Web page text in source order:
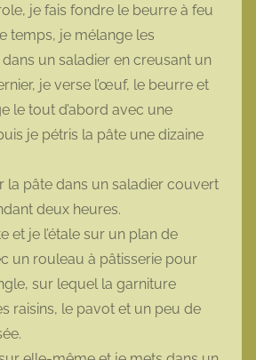
je fais fondre le beurre à feu
temps, je mélange les
un saladier en creusant un
je verse l’œuf, le beurre et
le tout d’abord avec une
je pétris la pâte une dizaine
la pâte dans un saladier couvert
deux heures.
et je l’étale sur un plan de
un rouleau à pâtisserie pour
sur lequel la garniture
raisins, le pavot et un peu de